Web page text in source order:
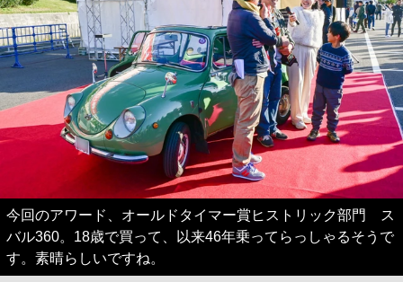
今回のアワード、オールドタイマー賞ヒストリック部門 ス
バル360。18歳で買って、以来46年乗ってらっしゃるそうで
す。素晴らしいですね。